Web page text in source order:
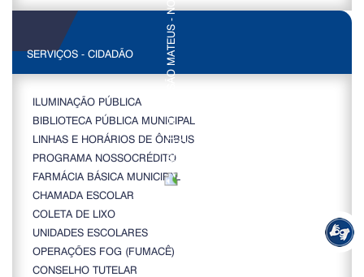
SERVIÇOS - CIDADÃO
ILUMINAÇÃO PÚBLICA
BIBLIOTECA PÚBLICA MUNICIPAL
LINHAS E HORÁRIOS DE ÔNIBUS
PROGRAMA NOSSOCRÉDITO
FARMÁCIA BÁSICA MUNICIPAL
CHAMADA ESCOLAR
COLETA DE LIXO
UNIDADES ESCOLARES
OPERAÇÕES FOG (FUMACÊ)
CONSELHO TUTELAR